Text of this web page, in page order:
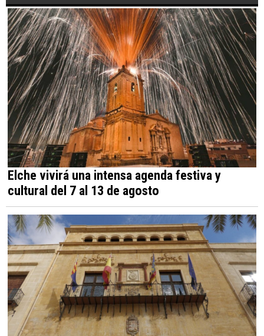
Elche vivirá una intensa agenda festiva y
cultural del 7 al 13 de agosto